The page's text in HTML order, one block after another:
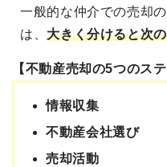
一般的な仲介での売却
は、大きく分けると次
【不動産売却の5つのステ
情報収集
不動産会社選び
売却活動